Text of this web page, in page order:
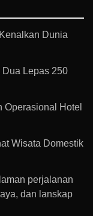
Dunia
Lepas 250
Operasional Hotel
Wisata Domestik
perjalanan
dan lanskap